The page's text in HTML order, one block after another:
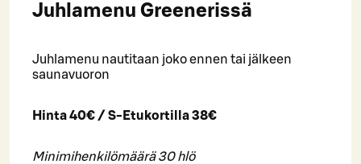
Juhlamenu Greenerissä
Juhlamenu nautitaan joko ennen tai jälkeen
saunavuoron
Hinta 40€ / S-Etukortilla 38€
Minimihenkilömäärä 30 hlö